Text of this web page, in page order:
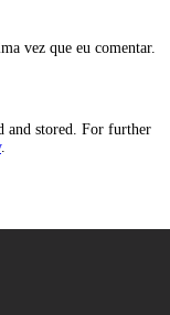
vez que eu comentar.
and stored. For further
.